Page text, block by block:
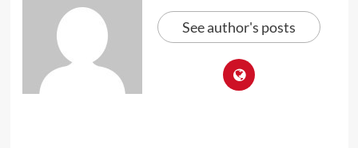
See author's posts